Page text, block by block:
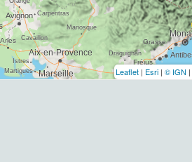
Leaflet | Esri | © IGN |